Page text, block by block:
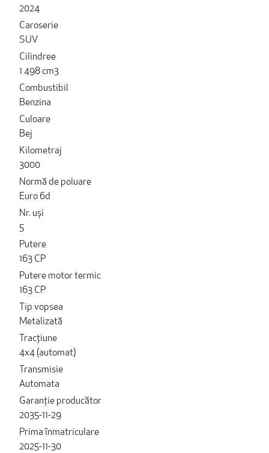
2024
Caroserie
SUV
Cilindree
1 498 cm3
Combustibil
Benzina
Culoare
Bej
Kilometraj
3000
Normă de poluare
Euro 6d
Nr. uși
5
Putere
163 CP
Putere motor termic
163 CP
Tip vopsea
Metalizată
Tracțiune
4x4 (automat)
Transmisie
Automata
Garanție producător
2035-11-29
Prima înmatriculare
2025-11-30